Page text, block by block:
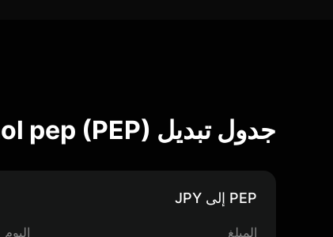
جدول تبديل Smol pep (PEP)
PEP إلى JPY
المبلغ اليوم